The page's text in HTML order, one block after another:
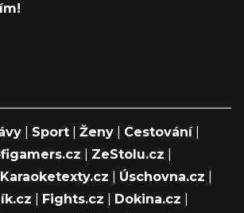
Sport Ženy Cestování|
ZeStolu.cz
Karaoketexty.cz Úschovna.cz
Fights.cz Dokina.cz